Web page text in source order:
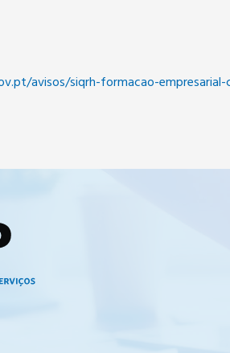
avisos/siqrh-formacao-